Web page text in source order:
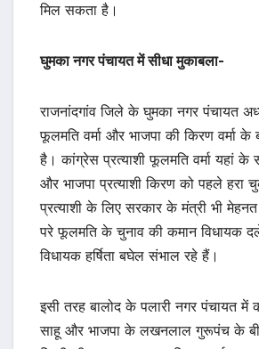
मिल सकता है।
घुमका नगर पंचायत में सीधा मुकाबला-
राजनांदगांव जिले के घुमका नगर पंचायत
फूलमति वर्मा और भाजपा की किरण वर्मा के
है। कांग्रेस प्रत्याशी फूलमति वर्मा यहां
और भाजपा प्रत्याशी किरण को पहले हरा
प्रत्याशी के लिए सरकार के मंत्री भी
परे फूलमति के चुनाव की कमान विधायक
विधायक हर्षिता बघेल संभाल रहे हैं।
इसी तरह बालोद के पलारी नगर पंचायत
साहू और भाजपा के लखनलाल गुरूपंच के